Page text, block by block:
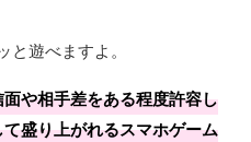
遊べますよ。
や相手差をある程度許容し
盛り上がれるスマホゲーム